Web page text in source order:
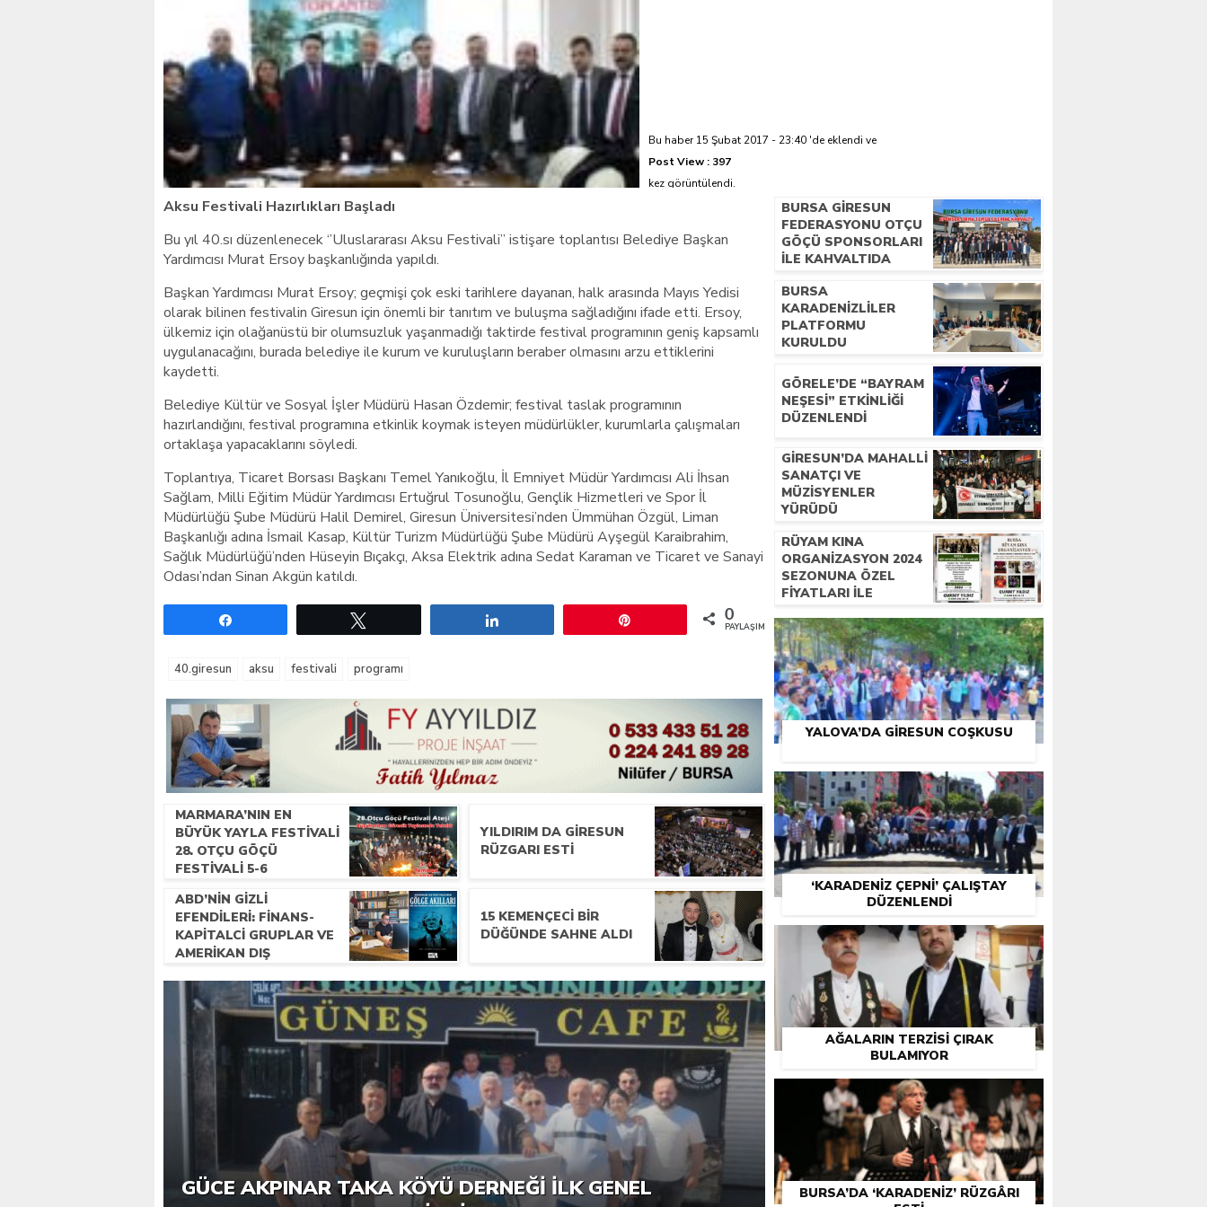
Giresunlu sürücü Orhangazi’de hayatını kaybetti
Bu haber 15 Şubat 2017 - 23:40 'de eklendi ve
Post View : 397
kez görüntülendi.
Aksu Festivali Hazırlıkları Başladı
Bu yıl 40.sı düzenlenecek ‘’Uluslararası Aksu Festivali’’ istişare toplantısı Belediye Başkan
Yardımcısı Murat Ersoy başkanlığında yapıldı.
Başkan Yardımcısı Murat Ersoy; geçmişi çok eski tarihlere dayanan, halk arasında Mayıs Yedisi
olarak bilinen festivalin Giresun için önemli bir tanıtım ve buluşma sağladığını ifade etti. Ersoy,
ülkemiz için olağanüstü bir olumsuzluk yaşanmadığı taktirde festival programının geniş kapsamlı
uygulanacağını, burada belediye ile kurum ve kuruluşların beraber olmasını arzu ettiklerini
kaydetti.
Belediye Kültür ve Sosyal İşler Müdürü Hasan Özdemir; festival taslak programının
hazırlandığını, festival programına etkinlik koymak isteyen müdürlükler, kurumlarla çalışmaları
ortaklaşa yapacaklarını söyledi.
Toplantıya, Ticaret Borsası Başkanı Temel Yanıkoğlu, İl Emniyet Müdür Yardımcısı Ali İhsan
Sağlam, Milli Eğitim Müdür Yardımcısı Ertuğrul Tosunoğlu, Gençlik Hizmetleri ve Spor İl
Müdürlüğü Şube Müdürü Halil Demirel, Giresun Üniversitesi’nden Ümmühan Özgül, Liman
Başkanlığı adına İsmail Kasap, Kültür Turizm Müdürlüğü Şube Müdürü Ayşegül Karaibrahim,
Sağlık Müdürlüğü’nden Hüseyin Bıçakçı, Aksa Elektrik adına Sedat Karaman ve Ticaret ve Sanayi
Odası’ndan Sinan Akgün katıldı.
0
PAYLAŞIMLAR
40.giresun aksu festivali programı
MARMARA’NIN EN
BÜYÜK YAYLA FESTIVALI
28. OTÇU GÖÇÜ
FESTIVALI 5-6
GERÇEKLEŞECEK!
YILDIRIM DA GIRESUN
RÜZGARI ESTI
ABD’NIN GIZLI
EFENDILERI: FINANS-
KAPITALCI GRUPLAR VE
AMERIKAN DIŞ
15 KEMENÇECI BIR
DÜĞÜNDE SAHNE ALDI
6. GÜCE TEKKEKÖY DERNEĞI PIKNIK ŞÖLENI YOĞUN
GÜCE AKPINAR TAKA KÖYÜ DERNEĞI İLK GENEL
BURSA GIRESUN
FEDERASYONU OTÇU
GÖÇÜ SPONSORLARI
İLE KAHVALTIDA
BURSA
KARADENIZLILER
PLATFORMU
KURULDU
GÖRELE’DE “BAYRAM
NEŞESI” ETKINLIĞI
DÜZENLENDI
GIRESUN’DA MAHALLI
SANATÇI VE
MÜZISYENLER
YÜRÜDÜ
RÜYAM KINA
ORGANIZASYON 2024
SEZONUNA ÖZEL
FIYATLARI İLE
YALOVA’DA GIRESUN COŞKUSU
‘KARADENIZ ÇEPNI’ ÇALIŞTAY
DÜZENLENDI
AĞALARIN TERZISI ÇIRAK
BULAMIYOR
BURSA’DA ‘KARADENIZ’ RÜZGÂRI